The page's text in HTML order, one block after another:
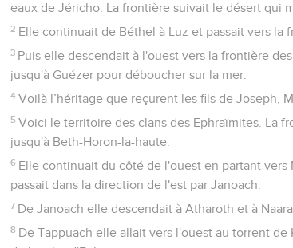
eaux de Jéricho. La frontière suivait le désert qui
2 Elle continuait de Béthel à Luz et passait vers la
3 Puis elle descendait à l'ouest vers la frontière
jusqu'à Guézer pour déboucher sur la mer.
4 Voilà l’héritage que reçurent les fils de Joseph,
5 Voici le territoire des clans des Ephraïmites. La
jusqu'à Beth-Horon-la-haute.
6 Elle continuait du côté de l'ouest en partant
passait dans la direction de l'est par Janoach.
7 De Janoach elle descendait à Atharoth et à
8 De Tappuach elle allait vers l'ouest au torrent